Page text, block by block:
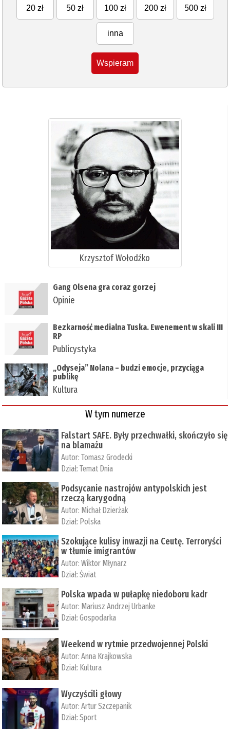
20 zł 50 zł 100 zł 200 zł 500 zł
inna
Wspieram
Krzysztof Wołodźko
Gang Olsena gra coraz gorzej
Opinie
Bezkarność medialna Tuska. Ewenement w skali III
RP
Publicystyka
„Odyseja” Nolana – budzi emocje, przyciąga
publikę
Kultura
W tym numerze
Falstart SAFE. Były przechwałki, skończyło się
na blamażu
Autor:Tomasz Grodecki
Dział:Temat Dnia
Podsycanie nastrojów antypolskich jest
rzeczą karygodną
Autor: Michał Dzierżak
Dział: Polska
Szokujące kulisy inwazji na Ceutę. Terroryści
w tłumie imigrantów
Autor:Wiktor Młynarz
Dział:Świat
Polska wpada w pułapkę niedoboru kadr
Autor: Mariusz Andrzej Urbanke
Dział:Gospodarka
Weekend w rytmie przedwojennej Polski
Autor:Anna Krajkowska
Dział: Kultura
Wyczyścili głowy
Autor:Artur Szczepanik
Dział:Sport